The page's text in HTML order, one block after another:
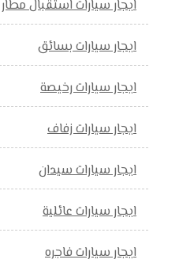
ايجار سيارات استقبال مطار
ايجار سيارات بسائق
ايجار سيارات رخيصة
ايجار سيارات زفاف
ايجار سيارات سيدان
ايجار سيارات عائلية
ايجار سيارات فاجره